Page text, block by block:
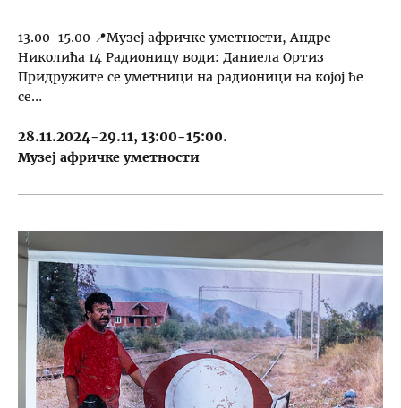
13.00-15.00 📍Музеј афричке уметности, Андре
Николића 14 Радионицу води: Даниела Ортиз
Придружите се уметници на радионици на којој ће
се…
28.11.2024-29.11, 13:00-15:00.
Музеј афричке уметности